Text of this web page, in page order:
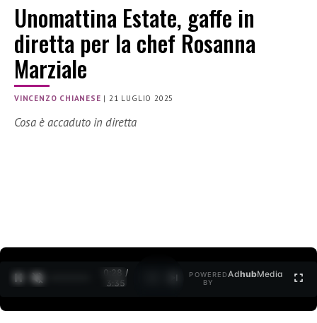
Unomattina Estate, gaffe in
diretta per la chef Rosanna
Marziale
VINCENZO CHIANESE |21 LUGLIO 2025
Cosa è accaduto in diretta
0:30 /
3:35
POWERED
BY
AdhubMedia